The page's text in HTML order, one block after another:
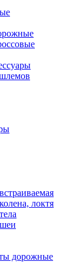
локтя
дорожные